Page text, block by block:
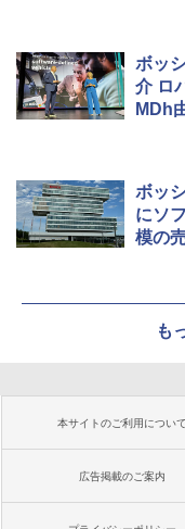
ボッ
介 ロ
MDh
ボッ
にソ
模の
も
本サイトのご利用について
広告掲載のご案内